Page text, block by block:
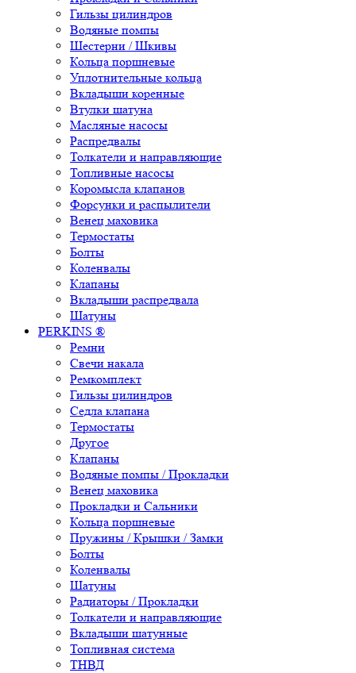
Гильзы цилиндров
Водяные помпы
Шестерни / Шкивы
Кольца поршневые
Уплотнительные кольца
Вкладыши коренные
Втулки шатуна
Масляные насосы
Распредвалы
Толкатели и направляющие
Топливные насосы
Коромысла клапанов
Форсунки и распылители
Венец маховика
Термостаты
Болты
Коленвалы
Клапаны
Вкладыши распредвала
Шатуны
PERKINS ®
Ремни
Свечи накала
Ремкомплект
Гильзы цилиндров
Седла клапана
Термостаты
Другое
Клапаны
Водяные помпы / Прокладки
Венец маховика
Прокладки и Сальники
Кольца поршневые
Пружины / Крышки / Замки
Болты
Коленвалы
Шатуны
Радиаторы / Прокладки
Толкатели и направляющие
Вкладыши шатунные
Топливная система
ТНВД